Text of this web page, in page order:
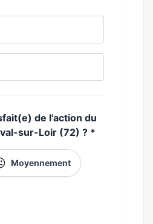
de l'action du
sur-Loir (72) ? *
Moyennement